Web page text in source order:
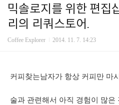
믹솔로지를 위한 편집
리의 리쿼스토어.
Coffee Explorer 2014. 11. 7. 14:23
커피찾는남자가 항상 커피만 마
술과 관련해서 아직 경험이 많